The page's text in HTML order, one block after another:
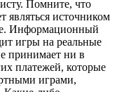
Помните, что
являться источником
Информационный
игры на реальные
принимает ни в
платежей, которые
играми,